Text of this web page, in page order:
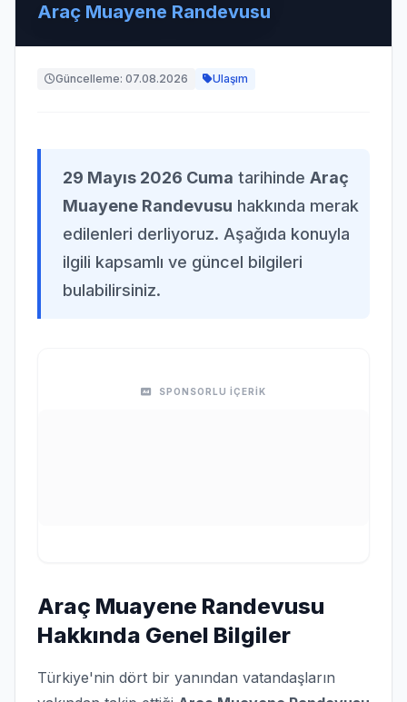
Araç Muayene Randevusu
Güncelleme: 07.08.2026 Ulaşım
29 Mayıs 2026 Cuma tarihinde Araç
Muayene Randevusu hakkında merak
edilenleri derliyoruz. Aşağıda konuyla
ilgili kapsamlı ve güncel bilgileri
bulabilirsiniz.
SPONSORLU İÇERİK
Araç Muayene Randevusu
Hakkında Genel Bilgiler
Türkiye'nin dört bir yanından vatandaşların